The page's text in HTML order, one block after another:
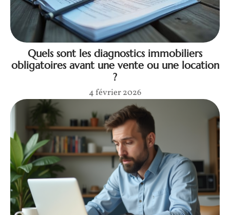
Quels sont les diagnostics immobiliers
obligatoires avant une vente ou une location
?
4 février 2026